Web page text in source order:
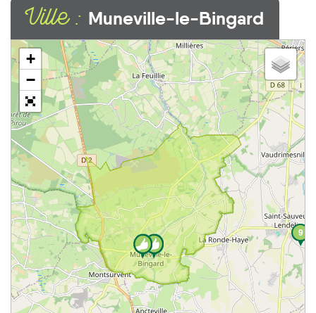
Ville : Muneville-le-Bingard
9
+
−